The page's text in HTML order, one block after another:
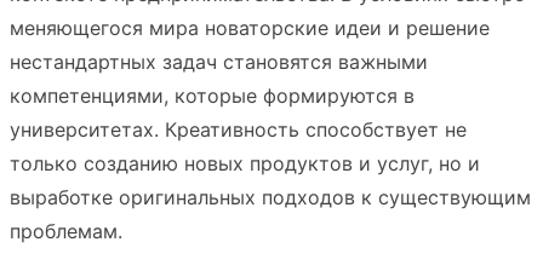
меняющегося мира новаторские идеи и решение
нестандартных задач становятся важными
компетенциями, которые формируются в
университетах. Креативность способствует не
только созданию новых продуктов и услуг, но и
выработке оригинальных подходов к существующим
проблемам.